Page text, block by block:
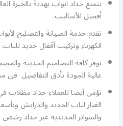
يتمتع حداد ابواب بهدية بالخبرة
أفضل الأساليب.
نقدم خدمة الصيانة والتصليح
الكهرباء وتركيب أقفال حديد للباب.
نوفر كافة التصاميم الحديثة
عالية الجودة بأدق التفاصيل في
نؤمن أيضا للعملاء حداد مظلات
الغيار لباب الحديد والدرايش
والسواتر الحديدية عبر حداد